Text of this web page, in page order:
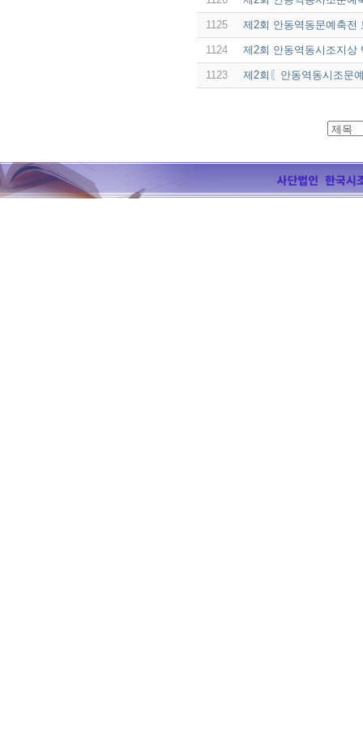
1125 제2회 안동역동문예축전
1124 제2회 안동역동시조지상
1123 제2회〖안동역동시조문